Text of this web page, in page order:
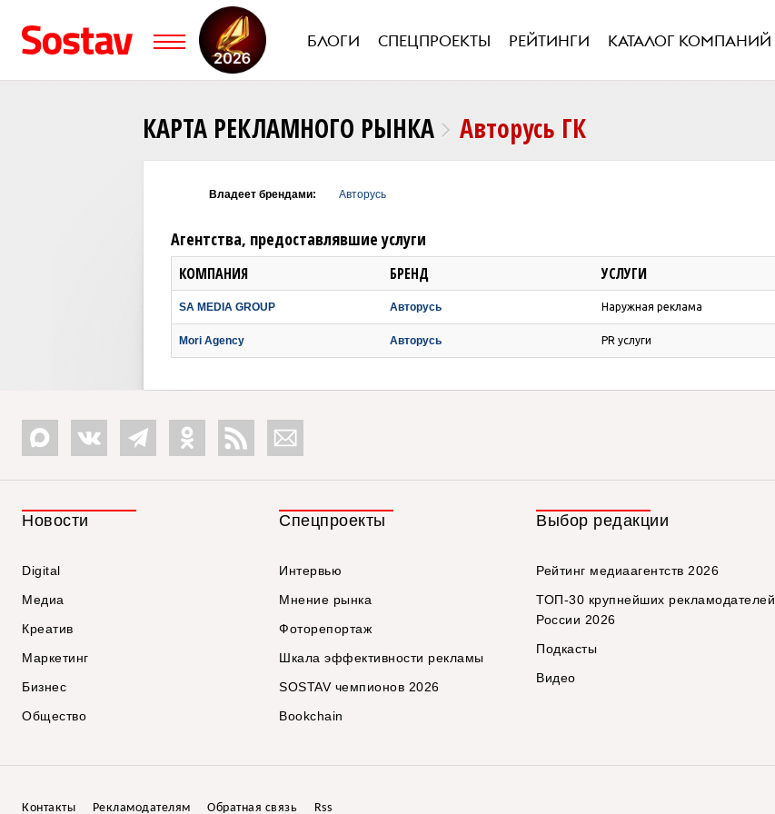
БЛОГИ СПЕЦПРОЕКТЫ РЕЙТИНГИ КАТАЛОГ КОМПАНИЙ
КАРТА РЕКЛАМНОГО РЫНКА Авторусь ГК
Владеет брендами: Авторусь
Агентства, предоставлявшие услуги
КОМПАНИЯ БРЕНД УСЛУГИ
SA MEDIA GROUP Авторусь Наружная реклама
Mori Agency Авторусь PR услуги
Новости
Digital
Медиа
Креатив
Маркетинг
Бизнес
Общество
Спецпроекты
Интервью
Мнение рынка
Фоторепортаж
Шкала эффективности рекламы
SOSTAV чемпионов 2026
Bookchain
Выбор редакции
Рейтинг медиаагентств 2026
ТОП-30 крупнейших рекламодателей
России 2026
Подкасты
Видео
Контакты Рекламодателям Обратная связь Rss